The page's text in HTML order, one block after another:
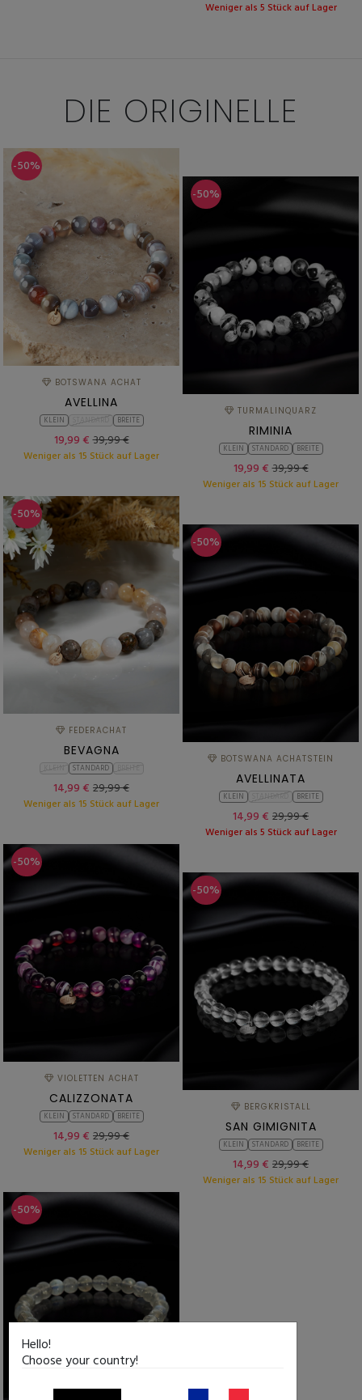
Weniger als 5 Stück auf Lager
DIE ORIGINELLE
-50%
BOTSWANA ACHAT
AVELLINA
KLEIN BREITE
19,99 €39,99 €
Weniger als 15 Stück auf Lager
-50%
TURMALINQUARZ
RIMINIA
KLEIN STANDARD BREITE
19,99 €39,99 €
Weniger als 15 Stück auf Lager
-50%
FEDERACHAT
BEVAGNA
STANDARD
14,99 € 29,99 €
Weniger als 15 Stück auf Lager
-50%
BOTSWANA ACHATSTEIN
AVELLINATA
KLEIN BREITE
14,99 € 29,99 €
Weniger als 5 Stück auf Lager
-50%
VIOLETTEN ACHAT
CALIZZONATA
KLEIN STANDARD BREITE
14,99 € 29,99 €
Weniger als 15 Stück auf Lager
-50%
BERGKRISTALL
SAN GIMIGNITA
KLEIN STANDARD BREITE
14,99 € 29,99 €
Weniger als 15 Stück auf Lager
-50%
Hello!
Choose your country!